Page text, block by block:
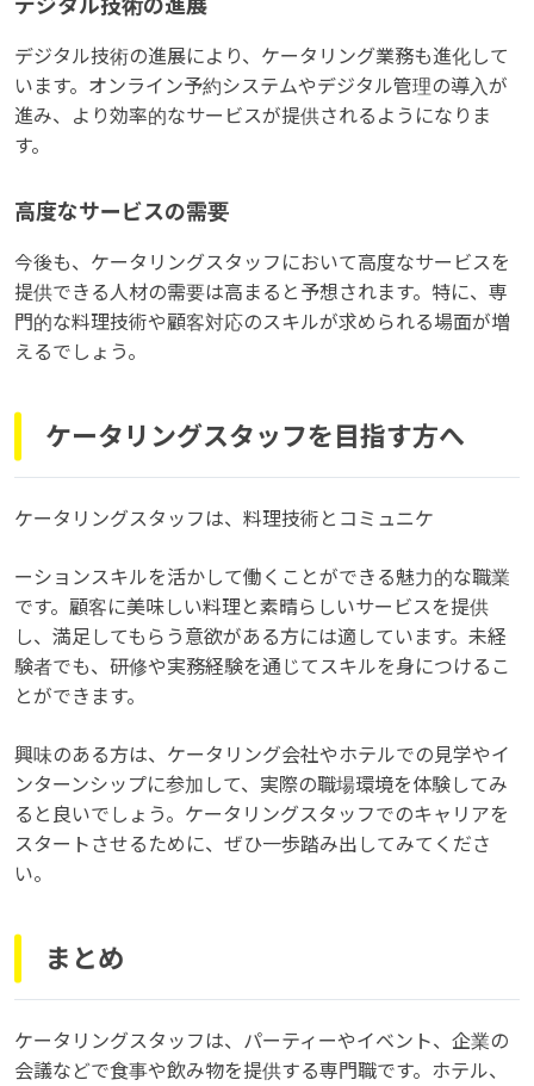
デジタル技術の進展
デジタル技術の進展により、ケータリング業務も進化して
います。オンライン予約システムやデジタル管理の導入が
進み、より効率的なサービスが提供されるようになりま
す。
高度なサービスの需要
今後も、ケータリングスタッフにおいて高度なサービスを
提供できる人材の需要は高まると予想されます。特に、専
門的な料理技術や顧客対応のスキルが求められる場面が増
えるでしょう。
ケータリングスタッフを目指す方へ
ケータリングスタッフは、料理技術とコミュニケ
ーションスキルを活かして働くことができる魅力的な職業
です。顧客に美味しい料理と素晴らしいサービスを提供
し、満足してもらう意欲がある方には適しています。未経
験者でも、研修や実務経験を通じてスキルを身につけるこ
とができます。
興味のある方は、ケータリング会社やホテルでの見学やイ
ンターンシップに参加して、実際の職場環境を体験してみ
ると良いでしょう。ケータリングスタッフでのキャリアを
スタートさせるために、ぜひ一歩踏み出してみてくださ
い。
まとめ
ケータリングスタッフは、パーティーやイベント、企業の
会議などで食事や飲み物を提供する専門職です。ホテル、